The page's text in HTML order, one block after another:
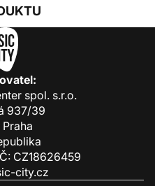
spol. s.r.o.
937/39
CZ18626459
city.cz